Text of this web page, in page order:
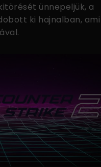
ünnepeljük, a
ki hajnalban, ami